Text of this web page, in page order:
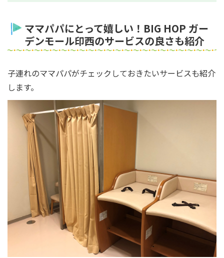
ママパパにとって嬉しい！BIG HOP ガー
デンモール印西のサービスの良さも紹介
子連れのママパパがチェックしておきたいサービスも紹介
します。